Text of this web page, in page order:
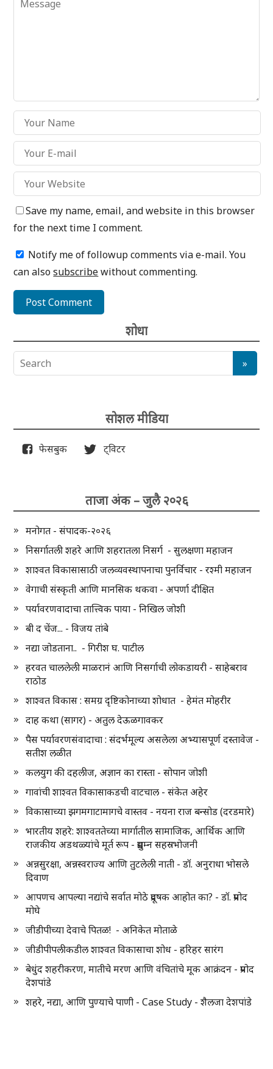
Save my name, email, and website in this browser
for the next time I comment.
Notify me of followup comments via e-mail. You
can alsosubscribewithout commenting.
शोधा
सोशल मीडिया
फेसबुक ट्विटर
ताजा अंक – जुलै २०२६
मनोगत - संपादक-२०२६
निसर्गातली शहरे आणि शहरातला निसर्ग - सुलक्षणा महाजन
शाश्वत विकासासाठी जलव्यवस्थापनाचा पुनर्विचार - रश्मी महाजन
वेगाची संस्कृती आणि मानसिक थकवा - अपर्णा दीक्षित
पर्यावरणवादाचा तात्त्विक पाया - निखिल जोशी
बी द चेंज... - विजय तांबे
नद्या जोडताना.. - गिरीश घ. पाटील
हरवत चाललेली माळरानं आणि निसर्गाची लोकडायरी - साहेबराव
राठोड
शाश्वत विकास : समग्र दृष्टिकोनाच्या शोधात - हेमंत मोहरीर
दाह कथा (सागर) - अतुल देऊळगावकर
पैस पर्यावरणसंवादाचा : संदर्भमूल्य असलेला अभ्यासपूर्ण दस्तावेज -
सतीश लळीत
कलयुग की दहलीज, अज्ञान का रास्ता - सोपान जोशी
गावांची शाश्वत विकासाकडची वाटचाल - संकेत अहेर
विकासाच्या झगमगाटामागचे वास्तव - नयना राज बन्सोड (दरडमारे)
भारतीय शहरे: शाश्वततेच्या मार्गातील सामाजिक, आर्थिक आणि
राजकीय अडथळ्यांचे मूर्त रूप - प्रद्युम्न सहस्रभोजनी
अन्नसुरक्षा, अन्नस्वराज्य आणि तुटलेली नाती - डॉ. अनुराधा भोसले
दिवाण
आपणच आपल्या नद्यांचे सर्वात मोठे प्रदूषक आहोत का? - डॉ. प्रमोद
मोघे
जीडीपीच्या देवाचे पितळ! - अनिकेत मोताळे
जीडीपीपलीकडील शाश्वत विकासाचा शोध - हरिहर सारंग
बेधुंद शहरीकरण, मातीचे मरण आणि वंचितांचे मूक आक्रंदन - प्रमोद
देशपांडे
शहरे, नद्या, आणि पुण्याचे पाणी - Case Study - शैलजा देशपांडे